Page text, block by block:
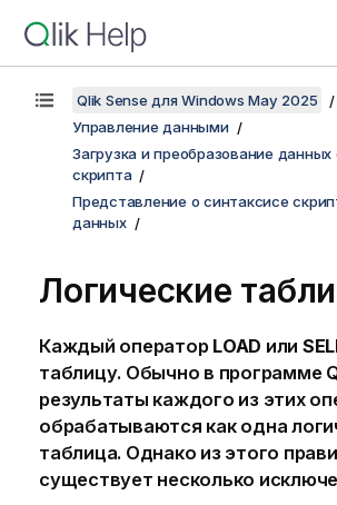
Qlik Sense для Windows May 2025
Управление данными
Загрузка и преобразование
скрипта
Представление о синтаксисе
данных
Логические
Каждый оператор LOAD или
таблицу. Обычно в программе
результаты каждого из этих
обрабатываются как одна
таблица. Однако из этого
существует несколько